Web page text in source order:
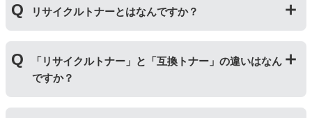
リサイクルトナーとはなんですか？
にて洗浄やトナー(粉)充填をしたうえで、再度販売して
いる商品です。
純正品に比べて、印刷代を節約することができます。
「リサイクルトナー」と「互換トナー」の違いはなん
ですか？